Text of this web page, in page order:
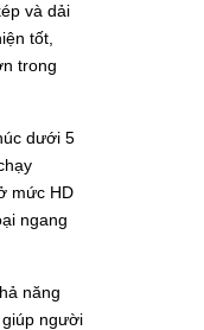
và dải
tốt,
trong
dưới 5
mức HD
ngang
năng
người